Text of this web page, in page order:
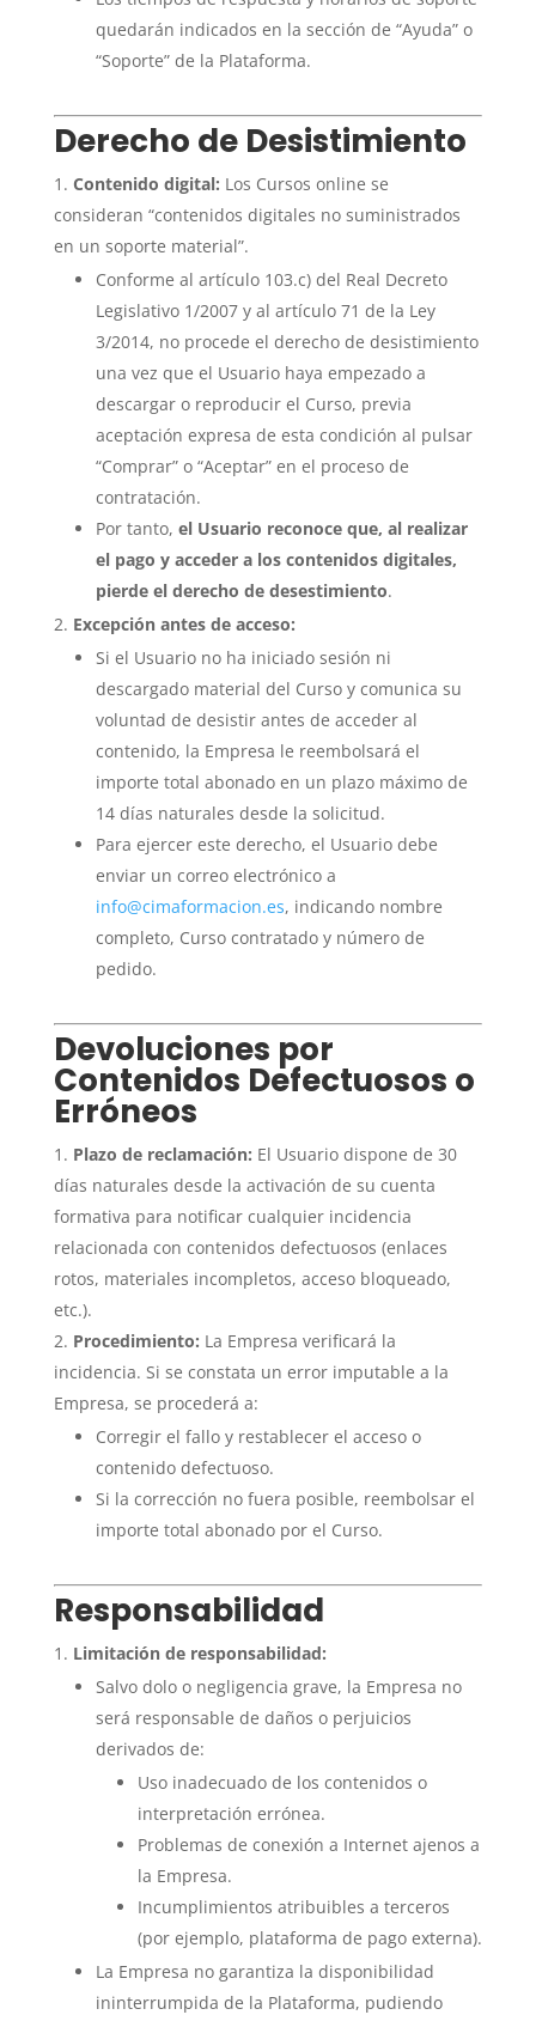
quedarán indicados en la sección de “Ayuda” o
“Soporte” de la Plataforma.
Derecho de Desistimiento
Contenido digital: Los Cursos online se
consideran “contenidos digitales no suministrados
en un soporte material”.
Conforme al artículo 103.c) del Real Decreto
Legislativo 1/2007 y al artículo 71 de la Ley
3/2014, no procede el derecho de desistimiento
una vez que el Usuario haya empezado a
descargar o reproducir el Curso, previa
aceptación expresa de esta condición al pulsar
“Comprar” o “Aceptar” en el proceso de
contratación.
Por tanto, el Usuario reconoce que, al realizar
el pago y acceder a los contenidos digitales,
pierde el derecho de desestimiento.
Excepción antes de acceso:
Si el Usuario no ha iniciado sesión ni
descargado material del Curso y comunica su
voluntad de desistir antes de acceder al
contenido, la Empresa le reembolsará el
importe total abonado en un plazo máximo de
14 días naturales desde la solicitud.
Para ejercer este derecho, el Usuario debe
enviar un correo electrónico a
info@cimaformacion.es, indicando nombre
completo, Curso contratado y número de
pedido.
Devoluciones por
Contenidos Defectuosos o
Erróneos
Plazo de reclamación: El Usuario dispone de 30
días naturales desde la activación de su cuenta
formativa para notificar cualquier incidencia
relacionada con contenidos defectuosos (enlaces
rotos, materiales incompletos, acceso bloqueado,
etc.).
Procedimiento: La Empresa verificará la
incidencia. Si se constata un error imputable a la
Empresa, se procederá a:
Corregir el fallo y restablecer el acceso o
contenido defectuoso.
Si la corrección no fuera posible, reembolsar el
importe total abonado por el Curso.
Responsabilidad
Limitación de responsabilidad:
Salvo dolo o negligencia grave, la Empresa no
será responsable de daños o perjuicios
derivados de:
Uso inadecuado de los contenidos o
interpretación errónea.
Problemas de conexión a Internet ajenos a
la Empresa.
Incumplimientos atribuibles a terceros
(por ejemplo, plataforma de pago externa).
La Empresa no garantiza la disponibilidad
ininterrumpida de la Plataforma, pudiendo